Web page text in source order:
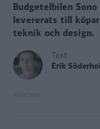
Budgetelbilen
levererats till
teknik och design.
Text
Erik